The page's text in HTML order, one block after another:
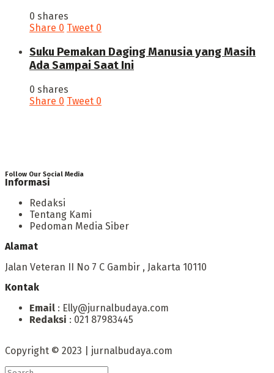
0 shares
Share 0 Tweet 0
‎Suku Pemakan Daging Manusia yang Masih
Ada Sampai Saat Ini
0 shares
Share 0 Tweet 0
Follow Our Social Media
Informasi
Redaksi
Tentang Kami
Pedoman Media Siber
Alamat
Jalan Veteran II No 7 C Gambir , Jakarta 10110
Kontak
Email : Elly@jurnalbudaya.com
Redaksi : 021 87983445
Copyright © 2023 | jurnalbudaya.com